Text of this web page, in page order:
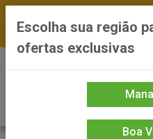
*Preços exclusivos do
Escolha sua região
ofertas exclusivas
Boa